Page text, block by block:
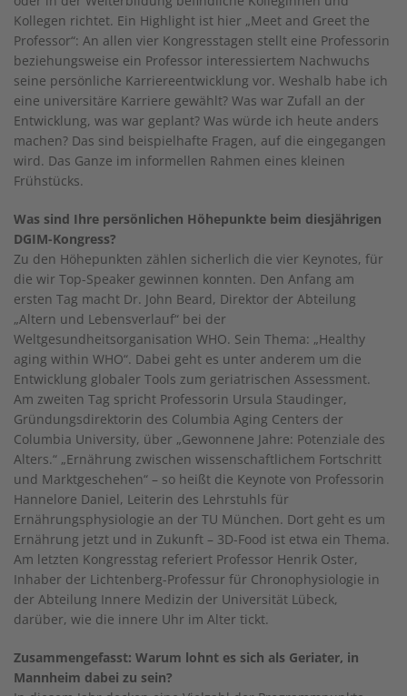
Kollegen richtet. Ein Highlight ist hier „Meet and Greet the
Professor“: An allen vier Kongresstagen stellt eine Professorin
beziehungsweise ein Professor interessiertem Nachwuchs
seine persönliche Karriereentwicklung vor. Weshalb habe ich
eine universitäre Karriere gewählt? Was war Zufall an der
Entwicklung, was war geplant? Was würde ich heute anders
machen? Das sind beispielhafte Fragen, auf die eingegangen
wird. Das Ganze im informellen Rahmen eines kleinen
Frühstücks.
Was sind Ihre persönlichen Höhepunkte beim diesjährigen
DGIM-Kongress?
Zu den Höhepunkten zählen sicherlich die vier Keynotes, für
die wir Top-Speaker gewinnen konnten. Den Anfang am
ersten Tag macht Dr. John Beard, Direktor der Abteilung
„Altern und Lebensverlauf“ bei der
Weltgesundheitsorganisation WHO. Sein Thema: „Healthy
aging within WHO“. Dabei geht es unter anderem um die
Entwicklung globaler Tools zum geriatrischen Assessment.
Am zweiten Tag spricht Professorin Ursula Staudinger,
Gründungsdirektorin des Columbia Aging Centers der
Columbia University, über „Gewonnene Jahre: Potenziale des
Alters.“ „Ernährung zwischen wissenschaftlichem Fortschritt
und Marktgeschehen“ – so heißt die Keynote von Professorin
Hannelore Daniel, Leiterin des Lehrstuhls für
Ernährungsphysiologie an der TU München. Dort geht es um
Ernährung jetzt und in Zukunft – 3D-Food ist etwa ein Thema.
Am letzten Kongresstag referiert Professor Henrik Oster,
Inhaber der Lichtenberg-Professur für Chronophysiologie in
der Abteilung Innere Medizin der Universität Lübeck,
darüber, wie die innere Uhr im Alter tickt.
Zusammengefasst: Warum lohnt es sich als Geriater, in
Mannheim dabei zu sein?